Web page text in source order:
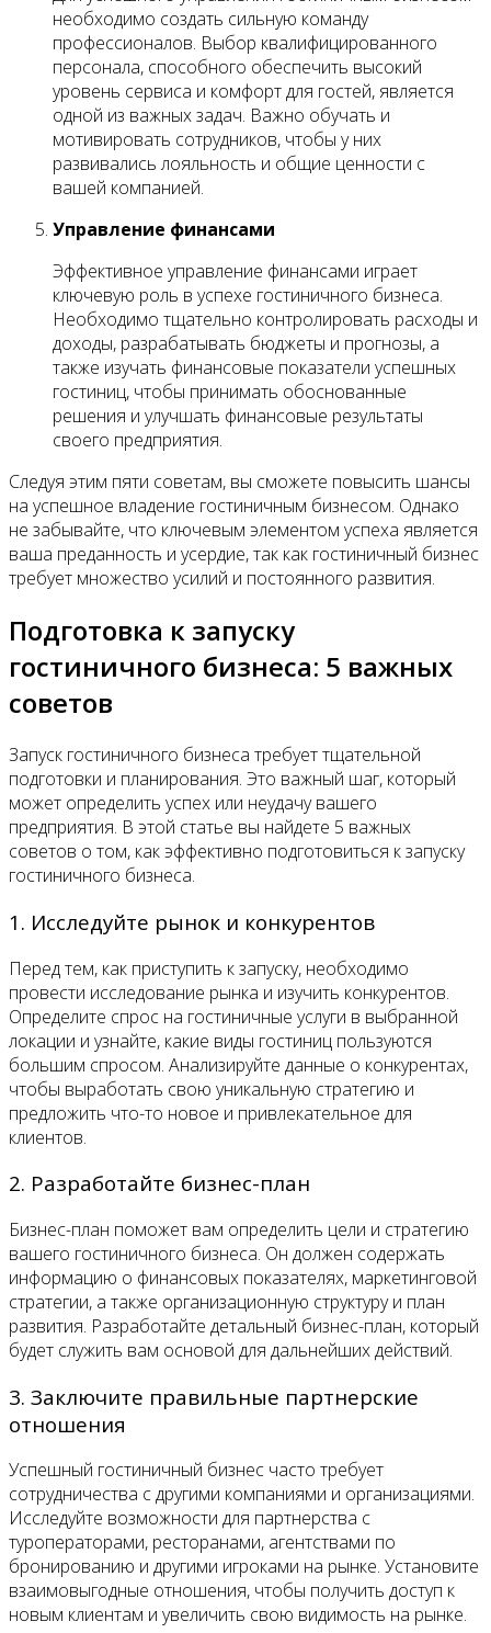
необходимо создать сильную команду
профессионалов. Выбор квалифицированного
персонала, способного обеспечить высокий
уровень сервиса и комфорт для гостей, является
одной из важных задач. Важно обучать и
мотивировать сотрудников, чтобы у них
развивались лояльность и общие ценности с
вашей компанией.
Управление финансами
Эффективное управление финансами играет
ключевую роль в успехе гостиничного бизнеса.
Необходимо тщательно контролировать расходы и
доходы, разрабатывать бюджеты и прогнозы, а
также изучать финансовые показатели успешных
гостиниц, чтобы принимать обоснованные
решения и улучшать финансовые результаты
своего предприятия.
Следуя этим пяти советам, вы сможете повысить шансы
на успешное владение гостиничным бизнесом. Однако
не забывайте, что ключевым элементом успеха является
ваша преданность и усердие, так как гостиничный бизнес
требует множество усилий и постоянного развития.
Подготовка к запуску
гостиничного бизнеса: 5 важных
советов
Запуск гостиничного бизнеса требует тщательной
подготовки и планирования. Это важный шаг, который
может определить успех или неудачу вашего
предприятия. В этой статье вы найдете 5 важных
советов о том, как эффективно подготовиться к запуску
гостиничного бизнеса.
1. Исследуйте рынок и конкурентов
Перед тем, как приступить к запуску, необходимо
провести исследование рынка и изучить конкурентов.
Определите спрос на гостиничные услуги в выбранной
локации и узнайте, какие виды гостиниц пользуются
большим спросом. Анализируйте данные о конкурентах,
чтобы выработать свою уникальную стратегию и
предложить что-то новое и привлекательное для
клиентов.
2. Разработайте бизнес-план
Бизнес-план поможет вам определить цели и стратегию
вашего гостиничного бизнеса. Он должен содержать
информацию о финансовых показателях, маркетинговой
стратегии, а также организационную структуру и план
развития. Разработайте детальный бизнес-план, который
будет служить вам основой для дальнейших действий.
3. Заключите правильные партнерские
отношения
Успешный гостиничный бизнес часто требует
сотрудничества с другими компаниями и организациями.
Исследуйте возможности для партнерства с
туроператорами, ресторанами, агентствами по
бронированию и другими игроками на рынке. Установите
взаимовыгодные отношения, чтобы получить доступ к
новым клиентам и увеличить свою видимость на рынке.